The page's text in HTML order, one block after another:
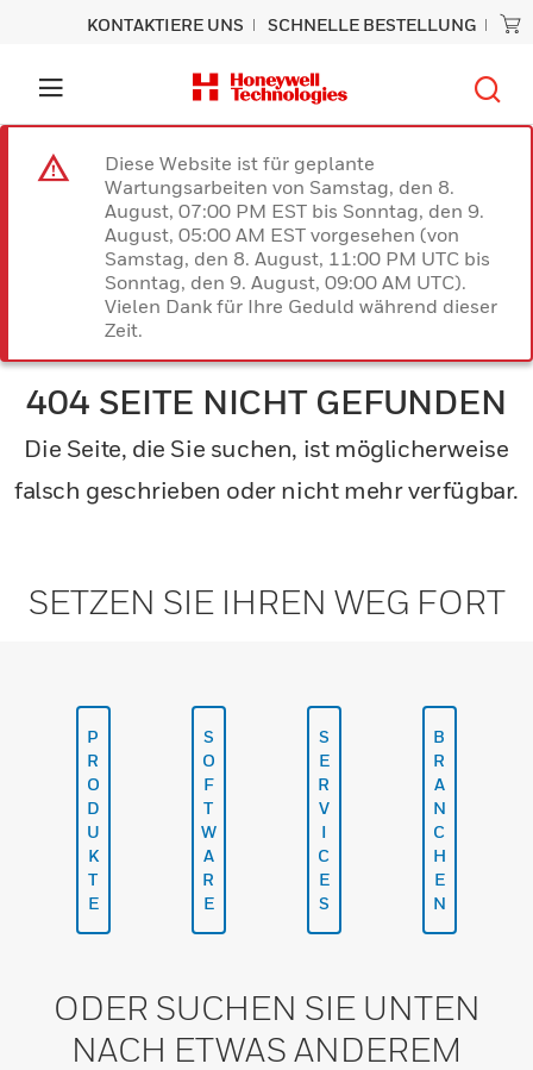
KONTAKTIERE UNS SCHNELLE BESTELLUNG
Diese Website ist für geplante
Wartungsarbeiten von Samstag, den 8.
August, 07:00 PM EST bis Sonntag, den 9.
August, 05:00 AM EST vorgesehen (von
Samstag, den 8. August, 11:00 PM UTC bis
Sonntag, den 9. August, 09:00 AM UTC).
Vielen Dank für Ihre Geduld während dieser
Zeit.
404 SEITE NICHT GEFUNDEN
Die Seite, die Sie suchen, ist möglicherweise
falsch geschrieben oder nicht mehr verfügbar.
SETZEN SIE IHREN WEG FORT
P
R
O
D
U
K
T
E
S
O
F
T
W
A
R
E
S
E
R
V
I
C
E
S
B
R
A
N
C
H
E
N
ODER SUCHEN SIE UNTEN
NACH ETWAS ANDEREM